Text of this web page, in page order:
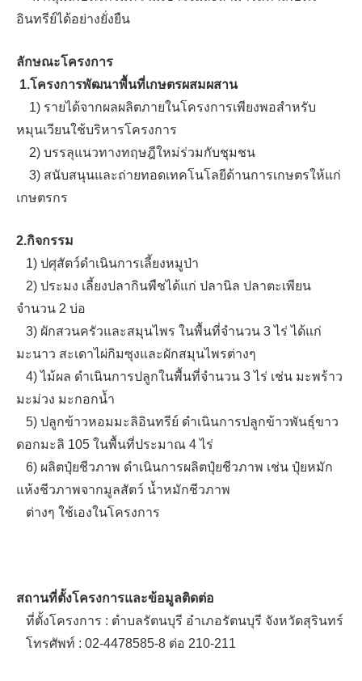
อินทรีย์ได้อย่างยั่งยืน
ลักษณะโครงการ
1.โครงการพัฒนาพื้นที่เกษตรผสมผสาน
1) รายได้จากผลผลิตภายในโครงการเพียงพอสำหรับ
หมุนเวียนใช้บริหารโครงการ
2) บรรลุแนวทางทฤษฎีใหม่ร่วมกับชุมชน
3) สนับสนุนและถ่ายทอดเทคโนโลยีด้านการเกษตรให้แก่
เกษตรกร
2.กิจกรรม
1) ปศุสัตว์ดำเนินการเลี้ยงหมูป่า
2) ประมง เลี้ยงปลากินพืชได้แก่ ปลานิล ปลาตะเพียน
จำนวน 2 บ่อ
3) ผักสวนครัวและสมุนไพร ในพื้นที่จำนวน 3 ไร่ ได้แก่
มะนาว สะเดาไผ่กิมซุงและผักสมุนไพรต่างๆ
4) ไม้ผล ดำเนินการปลูกในพื้นที่จำนวน 3 ไร่ เช่น มะพร้าว
มะม่วง มะกอกน้ำ
5) ปลูกข้าวหอมมะลิอินทรีย์ ดำเนินการปลูกข้าวพันธุ์ขาว
ดอกมะลิ 105 ในพื้นที่ประมาณ 4 ไร่
6) ผลิตปุ๋ยชีวภาพ ดำเนินการผลิตปุ๋ยชีวภาพ เช่น ปุ๋ยหมัก
แห้งชีวภาพจากมูลสัตว์ น้ำหมักชีวภาพ
ต่างๆ ใช้เองในโครงการ
สถานที่ตั้งโครงการและข้อมูลติดต่อ
ที่ตั้งโครงการ : ตำบลรัตนบุรี อำเภอรัตนบุรี จังหวัดสุรินทร์
โทรศัพท์ : 02-4478585-8 ต่อ 210-211